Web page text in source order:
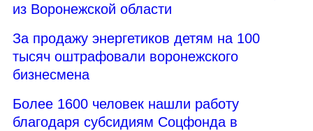
из Воронежской области
За продажу энергетиков детям на 100
тысяч оштрафовали воронежского
бизнесмена
Более 1600 человек нашли работу
благодаря субсидиям Соцфонда в